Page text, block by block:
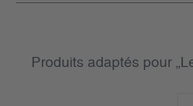
Produits adaptés pour